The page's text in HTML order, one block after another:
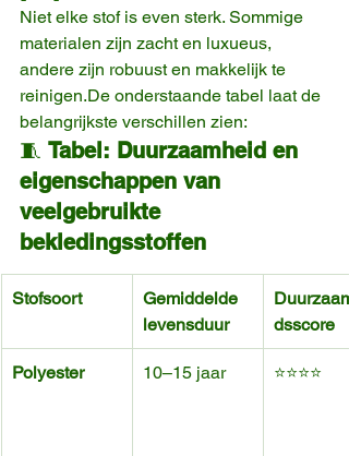
Niet elke stof is even sterk. Sommige
materialen zijn zacht en luxueus,
andere zijn robuust en makkelijk te
reinigen.De onderstaande tabel laat de
belangrijkste verschillen zien:
🧵 Tabel: Duurzaamheid en
eigenschappen van
veelgebruikte
bekledingsstoffen
Stofsoort
Gemiddelde
levensduur
ds­score
Polyester 10–15 jaar ⭐⭐⭐⭐